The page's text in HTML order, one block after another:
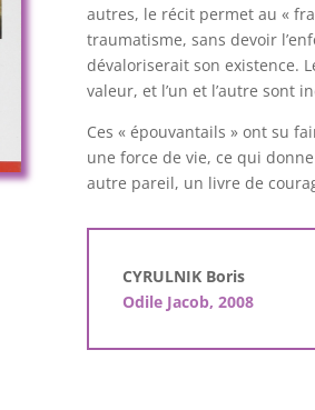
autres, le récit permet au «
traumatisme, sans devoir
dévaloriserait son existence.
valeur, et l’un et l’autre sont
Ces « épouvantails » ont su
une force de vie, ce qui
autre pareil, un livre de
CYRULNIK Boris
Odile Jacob, 2008